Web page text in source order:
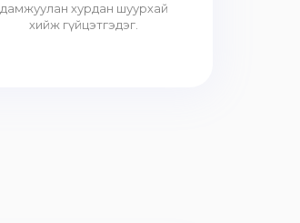
дамжуулан хурдан шуурхай
хийж гүйцэтгэдэг.